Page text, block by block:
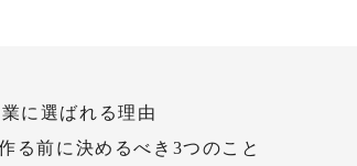
に選ばれる理由
る前に決めるべき3つのこと